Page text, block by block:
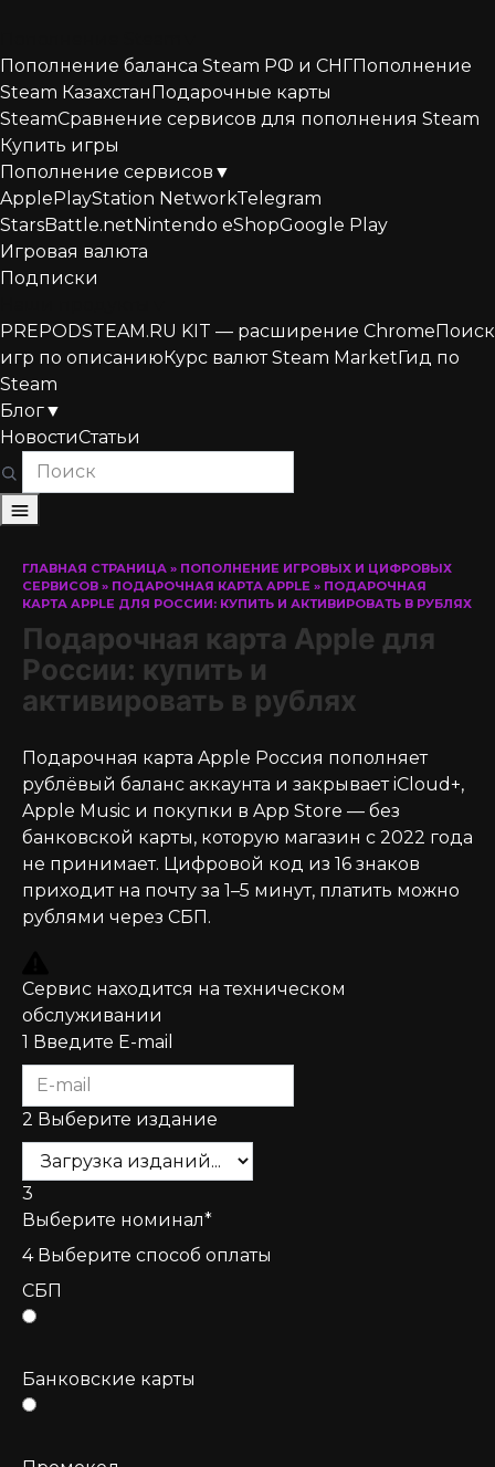
содержанию
Пополнение баланса Steam РФ и СНГПополнение
Steam КазахстанПодарочные карты
SteamСравнение сервисов для пополнения Steam
Купить игры
Пополнение сервисов ▼
ApplePlayStation NetworkTelegram
StarsBattle.netNintendo eShopGoogle Play
Игровая валюта
Подписки
PREPODSTEAM.RU KIT — расширение ChromeПоиск
игр по описаниюКурс валют Steam MarketГид по
Steam
Блог▼
НовостиСтатьи
ГЛАВНАЯ СТРАНИЦА » ПОПОЛНЕНИЕ ИГРОВЫХ И ЦИФРОВЫХ
СЕРВИСОВ » ПОДАРОЧНАЯ КАРТА APPLE » ПОДАРОЧНАЯ
КАРТА APPLE ДЛЯ РОССИИ: КУПИТЬ И АКТИВИРОВАТЬ В РУБЛЯХ
Подарочная карта Apple для
России: купить и
активировать в рублях
Подарочная карта Apple Россия пополняет
рублёвый баланс аккаунта и закрывает iCloud+,
Apple Music и покупки в App Store — без
банковской карты, которую магазин с 2022 года
не принимает. Цифровой код из 16 знаков
приходит на почту за 1–5 минут, платить можно
рублями через СБП.
Сервис находится на техническом
обслуживании
1 Введите E-mail
2 Выберите издание
3
Выберите номинал*
4Выберите способ оплаты
СБП
Банковские карты